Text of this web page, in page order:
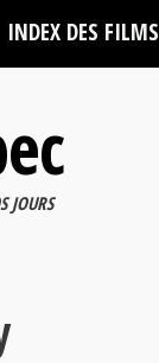
INDEX DES FILMS
JOURS